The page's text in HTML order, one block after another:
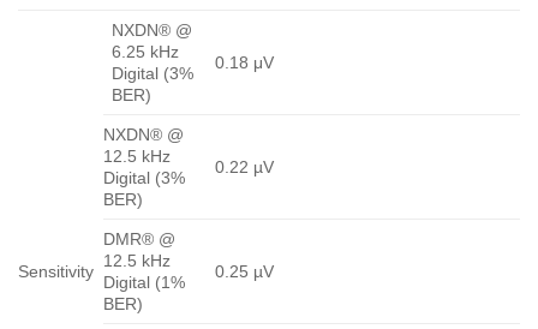
Sensitivity
NXDN® @
6.25 kHz
Digital (3%
BER)
0.18 μV
NXDN® @
12.5 kHz
Digital (3%
BER)
0.22 µV
DMR® @
12.5 kHz
Digital (1%
BER)
0.25 µV